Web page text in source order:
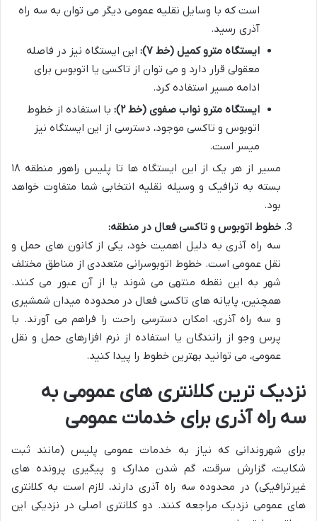
است که با وسایل نقلیه عمومی دیگر می توان به سه راه
آذری رسید.
ایستگاه مترو کمیل (خط ۷):
این ایستگاه نیز در فاصله
معقولی قرار دارد و می توان از تاکسی یا اتوبوس برای
ادامه مسیر استفاده کرد.
ایستگاه مترو نواب صفوی (خط ۲):
با استفاده از خطوط
اتوبوس و تاکسی موجود، دسترسی از این ایستگاه نیز
میسر است.
مسیر از هر یک از این ایستگاه ها تا پلیس راهور منطقه ۱۸
بسته به ترافیک و وسیله نقلیه انتخابی شما متفاوت خواهد
بود.
خطوط اتوبوس و تاکسی فعال در منطقه:
سه راه آذری به دلیل اهمیت خود، یکی از کانون های حمل و
نقل عمومی است. خطوط اتوبوسرانی متعددی از مناطق مختلف
شهر به این نقطه منتهی می شوند یا از آن عبور می کنند.
همچنین، پایانه های تاکسی فعال در محدوده میدان شمشیری
و سه راه آذری، امکان دسترسی راحت را فراهم می آورند. با
پرس وجو از رانندگان یا استفاده از نرم افزارهای حمل و نقل
عمومی، می توانید بهترین خطوط را پیدا کنید.
نزدیک ترین کلانتری های عمومی به
سه راه آذری برای خدمات عمومی
برای شهروندانی که نیاز به خدمات عمومی پلیس (مانند ثبت
شکایت، گزارش سرقت، گم شدن مدارک و پیگیری پرونده های
غیرترافیکی) در محدوده سه راه آذری دارند، لازم است به کلانتری
های عمومی نزدیک مراجعه کنند. دو کلانتری اصلی در نزدیکی این